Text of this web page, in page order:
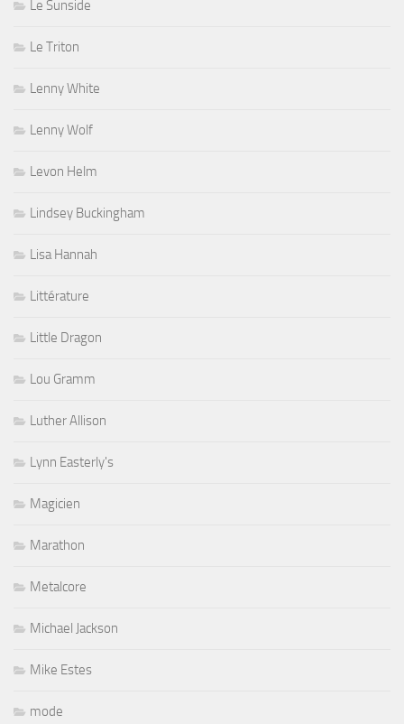
Le Sunside
Le Triton
Lenny White
Lenny Wolf
Levon Helm
Lindsey Buckingham
Lisa Hannah
Littérature
Little Dragon
Lou Gramm
Luther Allison
Lynn Easterly's
Magicien
Marathon
Metalcore
Michael Jackson
Mike Estes
mode